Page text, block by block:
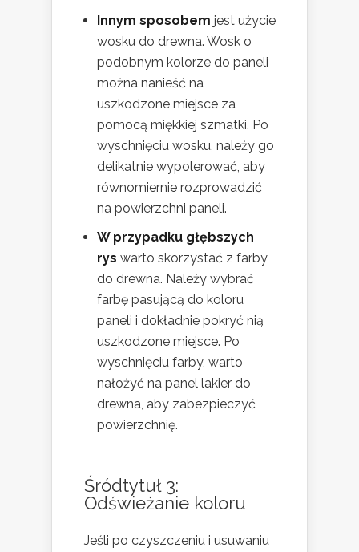
Innym sposobem jest użycie
wosku do drewna. Wosk o
podobnym kolorze do paneli
można nanieść na
uszkodzone miejsce za
pomocą miękkiej szmatki. Po
wyschnięciu wosku, należy go
delikatnie wypolerować, aby
równomiernie rozprowadzić
na powierzchni paneli.
W przypadku głębszych
rys warto skorzystać z farby
do drewna. Należy wybrać
farbę pasującą do koloru
paneli i dokładnie pokryć nią
uszkodzone miejsce. Po
wyschnięciu farby, warto
nałożyć na panel lakier do
drewna, aby zabezpieczyć
powierzchnię.
Śródtytuł 3:
Odświeżanie koloru
Jeśli po czyszczeniu i usuwaniu